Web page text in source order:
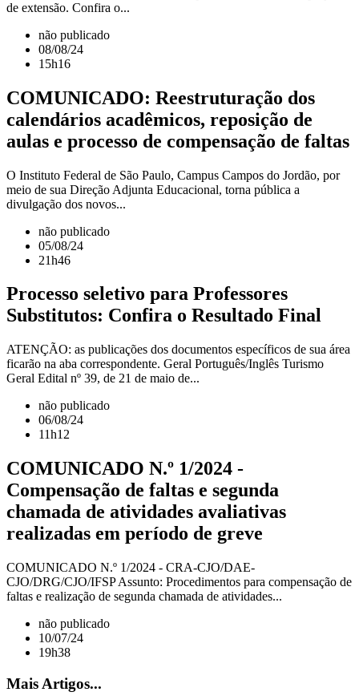
de extensão. Confira o...
não publicado
08/08/24
15h16
COMUNICADO: Reestruturação dos
calendários acadêmicos, reposição de
aulas e processo de compensação de faltas
O Instituto Federal de São Paulo, Campus Campos do Jordão, por
meio de sua Direção Adjunta Educacional, torna pública a
divulgação dos novos...
não publicado
05/08/24
21h46
Processo seletivo para Professores
Substitutos: Confira o Resultado Final
ATENÇÃO: as publicações dos documentos específicos de sua área
ficarão na aba correspondente. Geral Português/Inglês Turismo
Geral Edital nº 39, de 21 de maio de...
não publicado
06/08/24
11h12
COMUNICADO N.º 1/2024 -
Compensação de faltas e segunda
chamada de atividades avaliativas
realizadas em período de greve
COMUNICADO N.º 1/2024 - CRA-CJO/DAE-
CJO/DRG/CJO/IFSP Assunto: Procedimentos para compensação de
faltas e realização de segunda chamada de atividades...
não publicado
10/07/24
19h38
Mais Artigos...